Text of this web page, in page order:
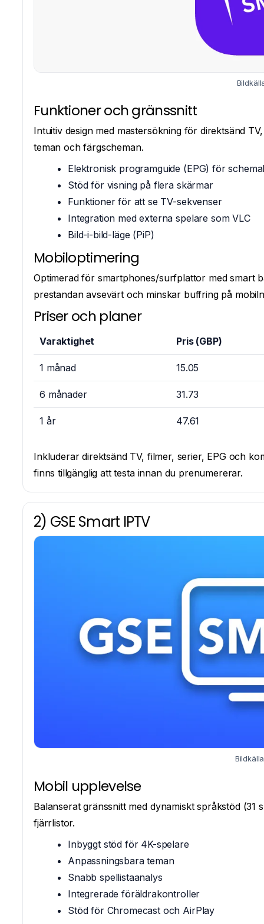
Funktioner och gränssnitt
Intuitiv design med mastersökning för direktsänd
teman och färgscheman.
Elektronisk programguide (EPG) för
Stöd för visning på flera skärmar
Funktioner för att se TV-sekvenser
Integration med externa spelare som VLC
Bild-i-bild-läge (PiP)
Mobiloptimering
Optimerad för smartphones/surfplattor med smart
prestandan avsevärt och minskar buffring på
Priser och planer
Varaktighet Pris (GBP)
1 månad 15.05
6 månader 31.73
1 år 47.61
Inkluderar direktsänd TV, filmer, serier, EPG och
finns tillgänglig att testa innan du prenumererar.
2) GSE Smart IPTV
Mobil upplevelse
Balanserat gränssnitt med dynamiskt språkstöd
fjärrlistor.
Inbyggt stöd för 4K-spelare
Anpassningsbara teman
Snabb spellistaanalys
Integrerade föräldrakontroller
Stöd för Chromecast och AirPlay